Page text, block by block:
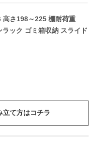
さ198～225 棚耐荷重
ック ゴミ箱収納 スライド
て方はコチラ